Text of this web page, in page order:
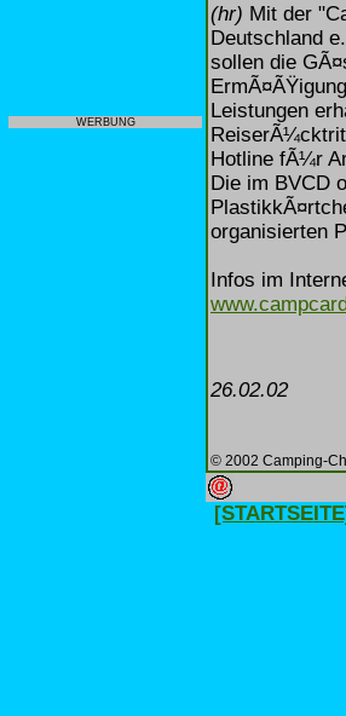
WERBUNG
(hr) Mit der
Deutschland
sollen die
Leistungen
Hotline fÃ¼r
Die im BVCD
organisierten
Infos im
26.02.02
© 2002 Camping-